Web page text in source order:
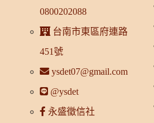
0800202088
台南市東區府連路
451號
ysdet07@gmail.com
@ysdet
永盛徵信社